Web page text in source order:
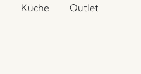
Küche Outlet